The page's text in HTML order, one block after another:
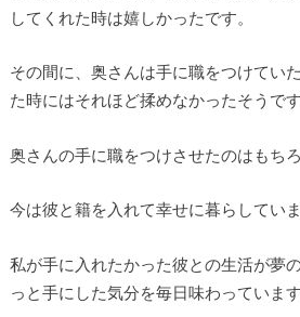
してくれた時は嬉しかったです。
その間に、奥さんは手に職をつけてい
た時にはそれほど揉めなかったそうです
奥さんの手に職をつけさせたのはもちろ
今は彼と籍を入れて幸せに暮らしていま
私が手に入れたかった彼との生活が夢
っと手にした気分を毎日味わっています